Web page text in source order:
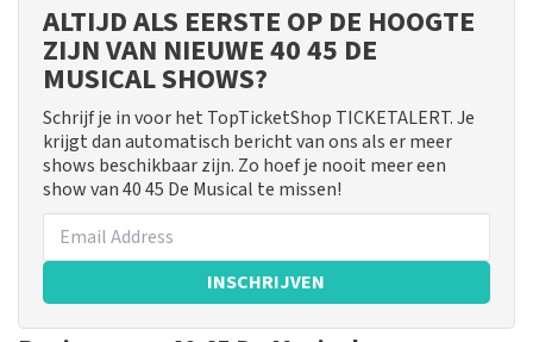
ALTIJD ALS EERSTE OP DE HOOGTE
ZIJN VAN NIEUWE 40 45 DE
MUSICAL SHOWS?
Schrijf je in voor het TopTicketShop TICKETALERT. Je
krijgt dan automatisch bericht van ons als er meer
shows beschikbaar zijn. Zo hoef je nooit meer een
show van 40 45 De Musical te missen!
INSCHRIJVEN